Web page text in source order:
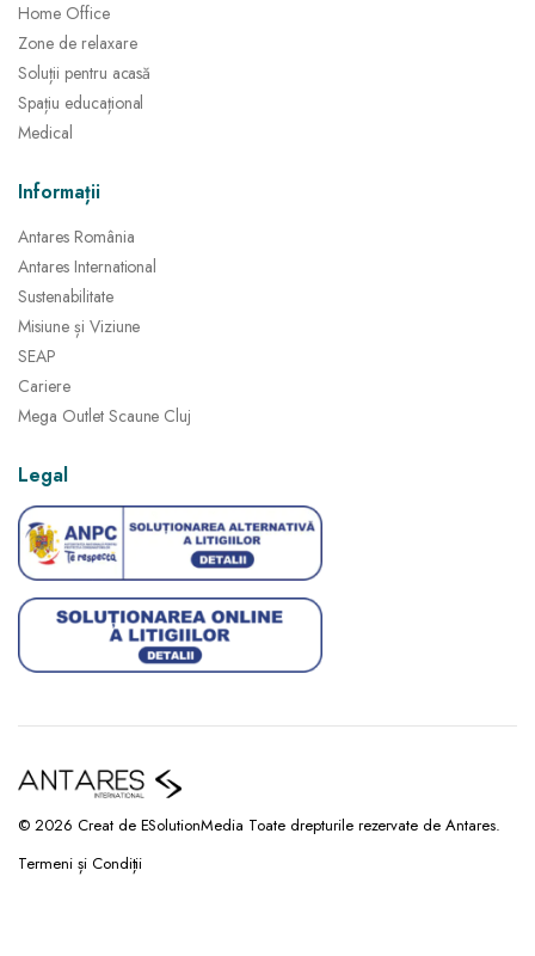
Home Office
Zone de relaxare
Soluții pentru acasă
Spațiu educațional
Medical
Informații
Antares România
Antares International
Sustenabilitate
Misiune și Viziune
SEAP
Cariere
Mega Outlet Scaune Cluj
Legal
© 2026 Creat de ESolutionMedia Toate drepturile rezervate de Antares.
Termeni și Condiții